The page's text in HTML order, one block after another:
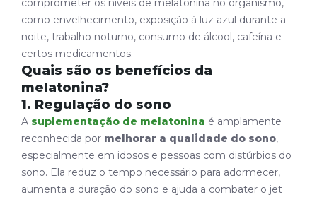
comprometer os níveis de melatonina no organismo,
como envelhecimento, exposição à luz azul durante a
noite, trabalho noturno, consumo de álcool, cafeína e
certos medicamentos.
Quais são os benefícios da
melatonina?
1. Regulação do sono
A suplementação de melatonina é amplamente
reconhecida por melhorar a qualidade do sono,
especialmente em idosos e pessoas com distúrbios do
sono. Ela reduz o tempo necessário para adormecer,
aumenta a duração do sono e ajuda a combater o jet